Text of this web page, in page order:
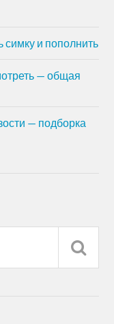
симку и пополнить
— общая
— подборка